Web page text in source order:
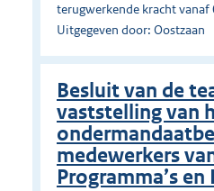
terugwerkende kracht
Uitgegeven door: Oostzaan
Besluit van de
vaststelling van
medewerkers
Programma’s